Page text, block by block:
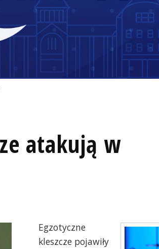
atakują w
Egzotyczne
kleszcze pojawiły